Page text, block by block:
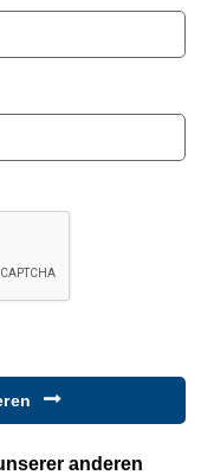
anderen